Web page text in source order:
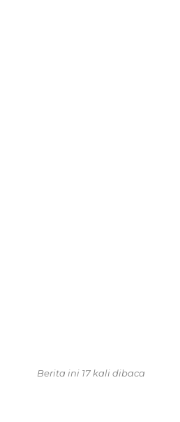
Berita ini 17 kali dibaca